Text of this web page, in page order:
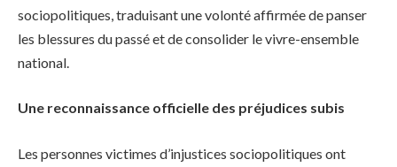
sociopolitiques, traduisant une volonté affirmée de panser
les blessures du passé et de consolider le vivre-ensemble
national.
Une reconnaissance officielle des préjudices subis
Les personnes victimes d’injustices sociopolitiques ont